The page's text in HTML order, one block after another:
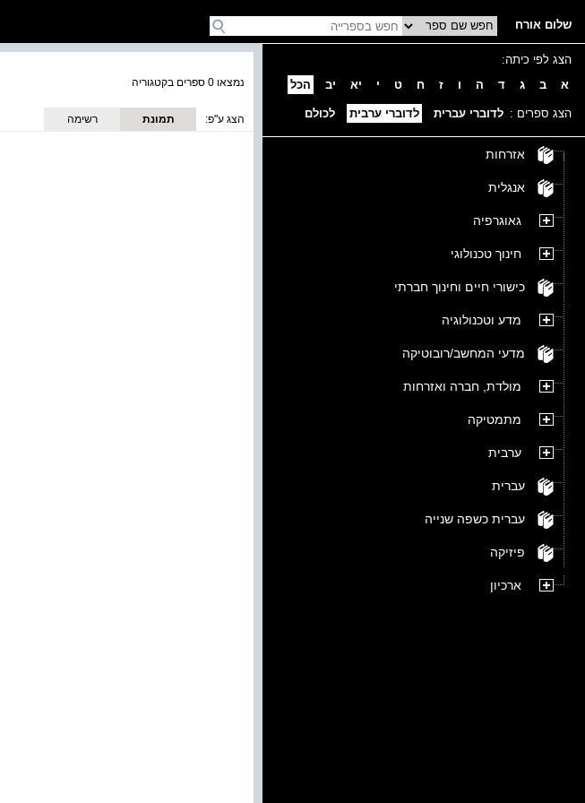
שלום אורח
הצג לפי כיתה:
א
ב ג ד ה ו ז ח ט י יא יב הכל
הצג ספרים : לדוברי עברית לדוברי ערבית לכולם
אזרחות
אנגלית
גאוגרפיה
חינוך טכנולוגי
כישורי חיים וחינוך חברתי
מדע וטכנולוגיה
מדעי המחשב/רובוטיקה
מולדת, חברה ואזרחות
מתמטיקה
ערבית
עברית
עברית כשפה שנייה
פיזיקה
ארכיון
נמצאו 0 ספרים בקטגוריה
הצג ע''פ:
תמונת
רשימה